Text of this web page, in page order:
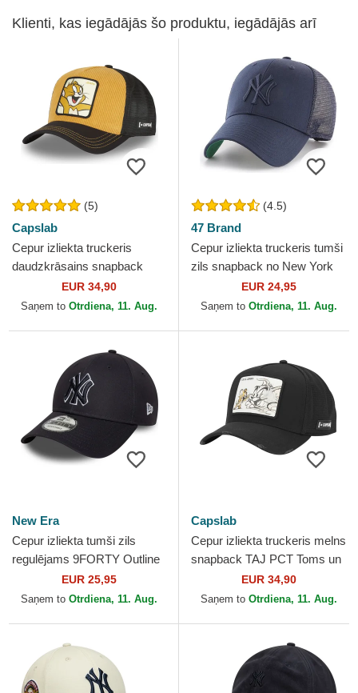
Klienti, kas iegādājās šo produktu, iegādājās arī
(5)
Capslab
Cepur izliekta truckeris
daudzkrāsains snapback
SMI Jerry Looney Tunes no
Capslab
EUR 34,90
Saņem to Otrdiena, 11. Aug.
(4.5)
47 Brand
Cepur izliekta truckeris tumši
zils snapback no New York
Yankees MLB no 47 Brand
EUR 24,95
Saņem to Otrdiena, 11. Aug.
New Era
Cepur izliekta tumši zils
regulējams 9FORTY Outline
no New York Yankees MLB
no New Era
EUR 25,95
Saņem to Otrdiena, 11. Aug.
Capslab
Cepur izliekta truckeris melns
snapback TAJ PCT Toms un
Džerijs Looney Tunes no
Capslab
EUR 34,90
Saņem to Otrdiena, 11. Aug.